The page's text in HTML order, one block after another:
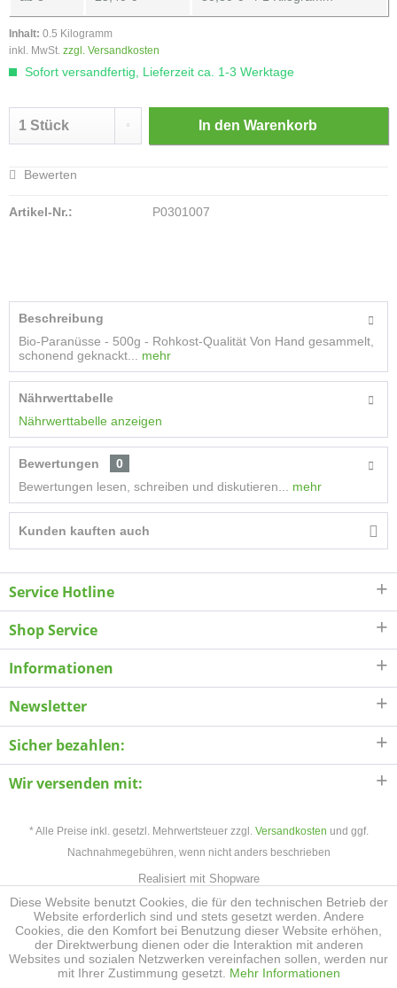
Inhalt: 0.5 Kilogramm
inkl. MwSt. zzgl. Versandkosten
Sofort versandfertig, Lieferzeit ca. 1-3 Werktage
In den Warenkorb
Bewerten
Artikel-Nr.: P0301007
Beschreibung
Bio-Paranüsse - 500g - Rohkost-Qualität Von Hand gesammelt,
schonend geknackt...
mehr
Nährwerttabelle
Nährwerttabelle anzeigen
Bewertungen
0
Bewertungen lesen, schreiben und diskutieren...
mehr
Kunden kauften auch
Service Hotline
Shop Service
Informationen
Newsletter
Sicher bezahlen:
Wir versenden mit:
* Alle Preise inkl. gesetzl. Mehrwertsteuer zzgl. Versandkosten und ggf.
Nachnahmegebühren, wenn nicht anders beschrieben
Realisiert mit Shopware
Diese Website benutzt Cookies, die für den technischen Betrieb der
Website erforderlich sind und stets gesetzt werden. Andere
Cookies, die den Komfort bei Benutzung dieser Website erhöhen,
der Direktwerbung dienen oder die Interaktion mit anderen
Websites und sozialen Netzwerken vereinfachen sollen, werden nur
mit Ihrer Zustimmung gesetzt. Mehr Informationen